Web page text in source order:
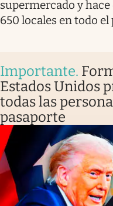
supermercado y
650 locales en todo el
Importante.
Estados Unidos
todas las
pasaporte